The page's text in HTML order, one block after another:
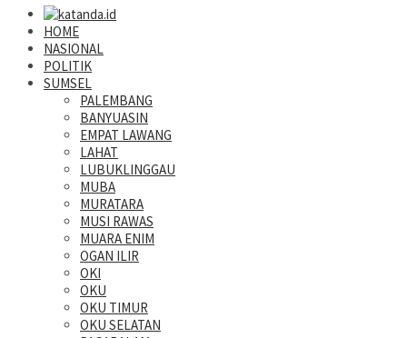
HOME
NASIONAL
POLITIK
SUMSEL
PALEMBANG
BANYUASIN
EMPAT LAWANG
LAHAT
LUBUKLINGGAU
MUBA
MURATARA
MUSI RAWAS
MUARA ENIM
OGAN ILIR
OKI
OKU
OKU TIMUR
OKU SELATAN